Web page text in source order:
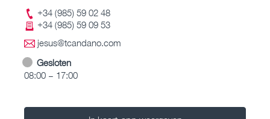
+34 (985) 59 02 48
+34 (985) 59 09 53
jesus@tcandano.com
Gesloten
08:00 – 17:00